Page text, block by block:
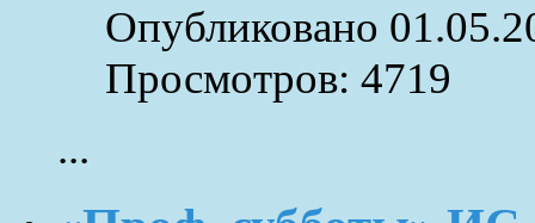
Опубликовано
Просмотров: 4719
...